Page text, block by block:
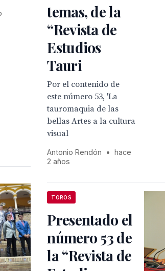
temas, de la
“Revista de
Estudios
Tauri
Por el contenido de
este número 53, 'La
tauromaquia de las
bellas Artes a la cultura
visual
Antonio Rendón •
hace
2 años
TOROS
Presentado el
número 53 de
la “Revista de